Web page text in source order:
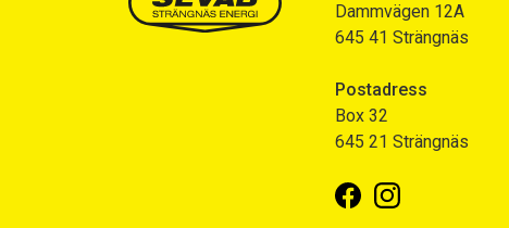
Dammvägen 12A
645 41 Strängnäs
Postadress
Box 32
645 21 Strängnäs
FacebookInstagram